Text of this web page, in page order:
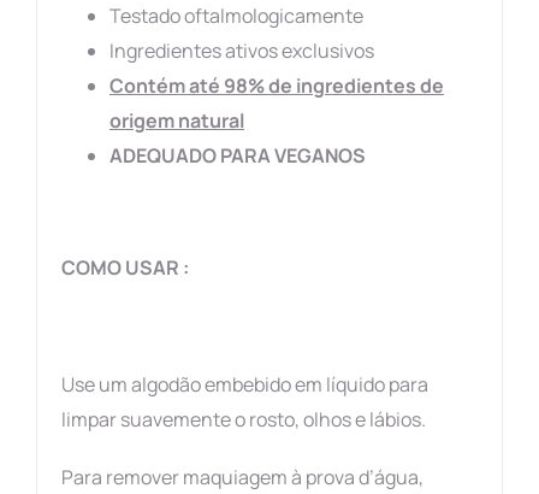
Testado oftalmologicamente
Ingredientes ativos exclusivos
Contém até 98% de ingredientes de
origem natural
ADEQUADO PARA VEGANOS
COMO USAR :
Use um algodão embebido em líquido para
limpar suavemente o rosto, olhos e lábios.
Para remover maquiagem à prova d’água,